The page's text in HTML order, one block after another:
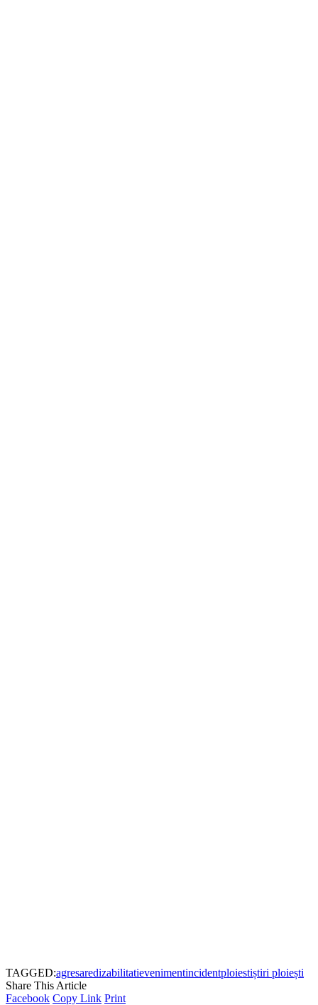
TAGGED:agresaredizabilitatievenimentincidentploiestiștiri ploiești
Share This Article
Facebook Copy Link Print